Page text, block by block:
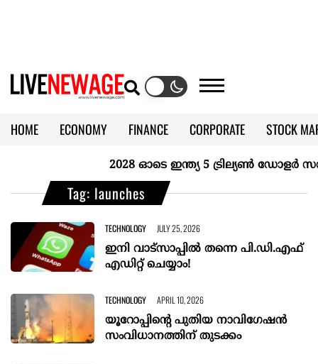
HOME ECONOMY FINANCE CORPORATE
STOCK
KERALA @70
2028 ഓടെ ഇന്ത്യ 5 ട്രില്യണ്‍ ഡോളര്‍
Tag: launches
TECHNOLOGY JULY 25, 2026
ഇനി വാട്സാപ്പിൽ തന്നെ പി.ഡി.എഫ്
എഡിറ്റ് ചെയ്യാം!
TECHNOLOGY APRIL 10, 2026
യൂറോപ്പിന്‍റെ പുതിയ നാവിഗേഷൻ
സംവിധാനത്തിന് തുടക്കം